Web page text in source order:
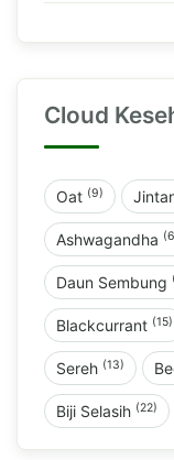
Cloud
Oat (9)
Ashwagandha
Daun Sembung
Blackcurrant (15)
Sereh (13)
Biji Selasih (22)